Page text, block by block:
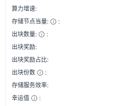
算力增速:
存储节点当量:
:
出块数量:
:
出块奖励:
出块奖励占比:
出块份数
:
存储服务效率:
幸运值
: